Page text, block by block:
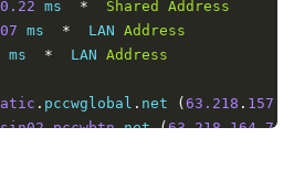
389.007 386.964 387.985
0.22 ms * Shared
Address
ms *
  LAN
Address
ms *
  LAN
Address
. pccwglobal . net ( 63.218 . 157.9
.net (63.218.164.74